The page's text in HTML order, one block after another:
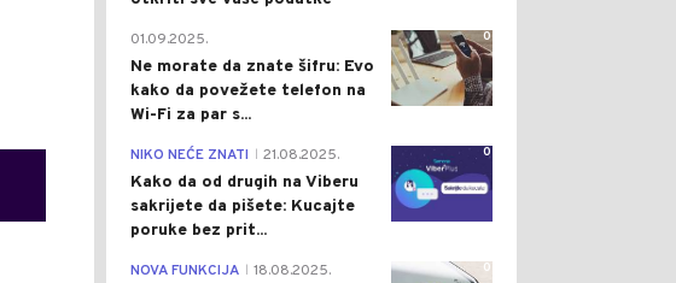
0
01.09.2025.
Ne morate da znate šifru: Evo
kako da povežete telefon na
Wi-Fi za par s...
0
NIKO NEĆE ZNATI 21.08.2025.
Kako da od drugih na Viberu
sakrijete da pišete: Kucajte
poruke bez prit...
0
NOVA FUNKCIJA 18.08.2025.